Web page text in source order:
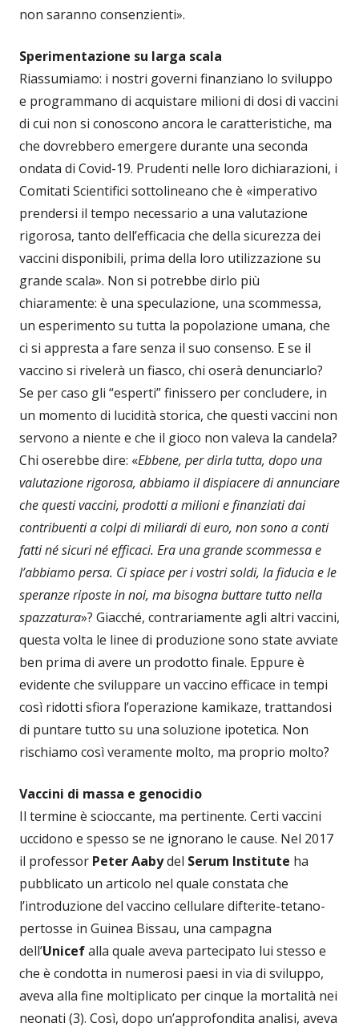
non saranno consenzienti».
Sperimentazione su larga scala
Riassumiamo: i nostri governi finanziano lo sviluppo
e programmano di acquistare milioni di dosi di vaccini
di cui non si conoscono ancora le caratteristiche, ma
che dovrebbero emergere durante una seconda
ondata di Covid-19. Prudenti nelle loro dichiarazioni, i
Comitati Scientifici sottolineano che è «imperativo
prendersi il tempo necessario a una valutazione
rigorosa, tanto dell’efficacia che della sicurezza dei
vaccini disponibili, prima della loro utilizzazione su
grande scala». Non si potrebbe dirlo più
chiaramente: è una speculazione, una scommessa,
un esperimento su tutta la popolazione umana, che
ci si appresta a fare senza il suo consenso. E se il
vaccino si rivelerà un fiasco, chi oserà denunciarlo?
Se per caso gli “esperti” finissero per concludere, in
un momento di lucidità storica, che questi vaccini non
servono a niente e che il gioco non valeva la candela?
Chi oserebbe dire: «Ebbene, per dirla tutta, dopo una
valutazione rigorosa, abbiamo il dispiacere di annunciare
che questi vaccini, prodotti a milioni e finanziati dai
contribuenti a colpi di miliardi di euro, non sono a conti
fatti né sicuri né efficaci. Era una grande scommessa e
l’abbiamo persa. Ci spiace per i vostri soldi, la fiducia e le
speranze riposte in noi, ma bisogna buttare tutto nella
spazzatura»? Giacché, contrariamente agli altri vaccini,
questa volta le linee di produzione sono state avviate
ben prima di avere un prodotto finale. Eppure è
evidente che sviluppare un vaccino efficace in tempi
così ridotti sfiora l’operazione kamikaze, trattandosi
di puntare tutto su una soluzione ipotetica. Non
rischiamo così veramente molto, ma proprio molto?
Vaccini di massa e genocidio
Il termine è scioccante, ma pertinente. Certi vaccini
uccidono e spesso se ne ignorano le cause. Nel 2017
il professor Peter Aabydel Serum Institute ha
pubblicato un articolo nel quale constata che
l’introduzione del vaccino cellulare difterite-tetano-
pertosse in Guinea Bissau, una campagna
dell’Unicefalla quale aveva partecipato lui stesso e
che è condotta in numerosi paesi in via di sviluppo,
aveva alla fine moltiplicato per cinque la mortalità nei
neonati (3). Così, dopo un’approfondita analisi, aveva